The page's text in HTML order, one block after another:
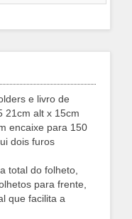
e livro de
21cm alt x 15cm
encaixe para 150
dois furos
total do folheto,
para frente,
que facilita a